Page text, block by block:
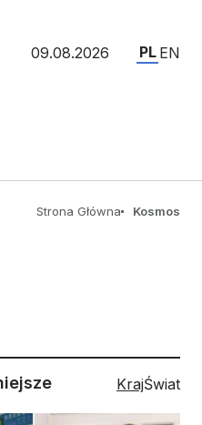
09.08.2026 PL EN
Strona Główna Kosmos
KrajŚwiat